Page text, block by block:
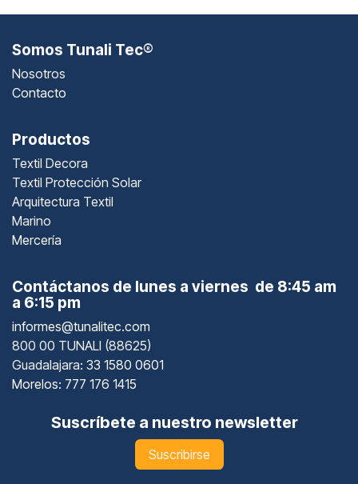
Somos Tunali Tec®
Nosotros
Contacto
Productos
Textil Decora
Textil Protección Solar
Arquitectura Textil
Marino
Mercería
Contáctanos de lunes a viernes de 8:45 am
a 6:15 pm
informes@tunalitec.com
800 00 TUNALI (88625)
Guadalajara: 33 1580 0601
Morelos: 777 176 1415
Suscríbete a nuestro newsletter
Suscribirse